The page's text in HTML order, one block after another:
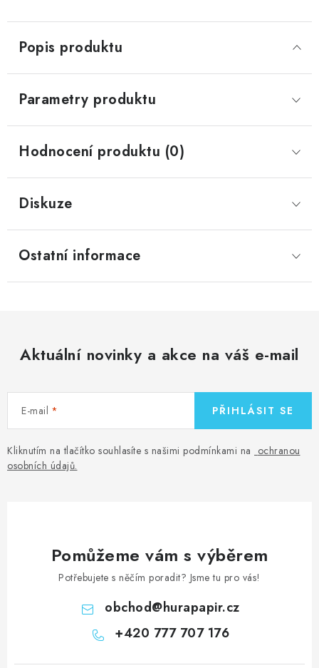
Popis produktu
Parametry produktu
Hodnocení produktu (0)
Diskuze
Ostatní informace
Aktuální novinky a akce na váš e-mail
E-mail
Kliknutím na tlačítko souhlasíte s našimi podmínkami na ochranou
osobních údajů.
PŘIHLÁSIT SE
Pomůžeme vám s výběrem
Potřebujete s něčím poradit? Jsme tu pro vás!
obchod@hurapapir.cz
+420 777 707 176